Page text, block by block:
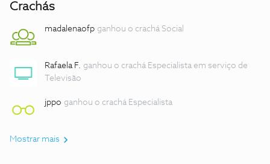
Crachás
madalenaofp ganhou o crachá Social
Rafaela F. ganhou o crachá Especialista em serviço de
Televisão
jppo ganhou o crachá Especialista
Mostrar mais